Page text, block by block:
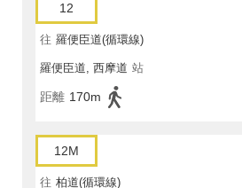
12
往 羅便臣道(循環線)
羅便臣道, 西摩道 站
距離 170m
12M
往 柏道(循環線)